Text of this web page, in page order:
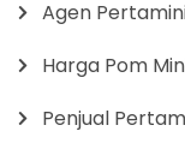
Agen
Harga Pom
Penjual